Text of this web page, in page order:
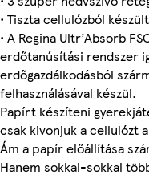
• Tiszta cellulózból
• A Regina Ultr’Absorb
erdőtanúsítási rendszer
erdőgazdálkodásból
felhasználásával készül.
Papírt készíteni
csak kivonjuk a cellulózt
Ám a papír előállítása
Hanem sokkal-sokkal